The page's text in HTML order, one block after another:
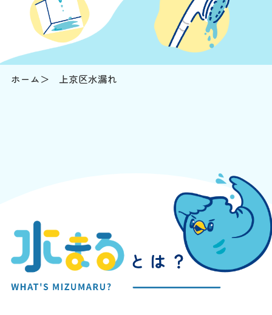
ホーム 上京区水漏れ